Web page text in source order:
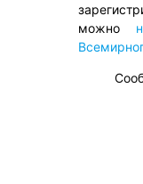
можно